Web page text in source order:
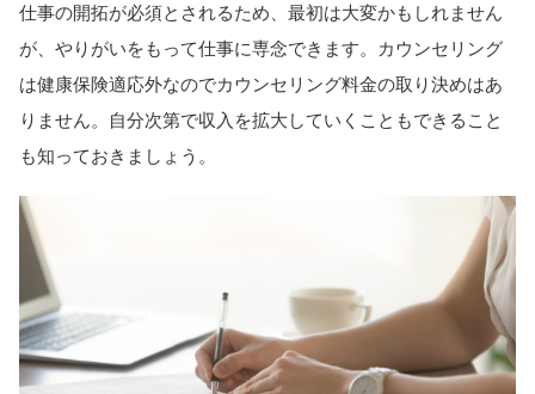
仕事の開拓が必須とされるため、最初は大変かもしれません
が、やりがいをもって仕事に専念できます。カウンセリング
は健康保険適応外なのでカウンセリング料金の取り決めはあ
りません。自分次第で収入を拡大していくこともできること
も知っておきましょう。